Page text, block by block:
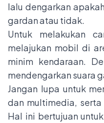
lalu dengarkan
gardan atau tidak.
Untuk melakukan
melajukan mobil di
minim kendaraan.
mendengarkan suara
Jangan lupa untuk
dan multimedia, serta
Hal ini bertujuan